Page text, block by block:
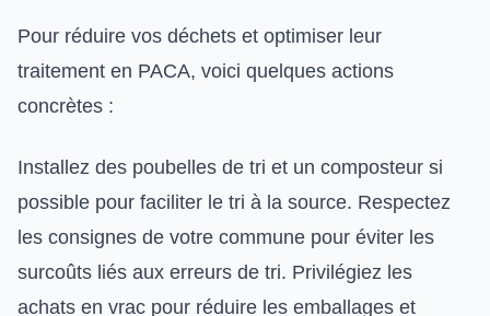
Pour réduire vos déchets et optimiser leur
traitement en PACA, voici quelques actions
concrètes :
Installez des poubelles de tri et un composteur si
possible pour faciliter le tri à la source. Respectez
les consignes de votre commune pour éviter les
surcoûts liés aux erreurs de tri. Privilégiez les
achats en vrac pour réduire les emballages et